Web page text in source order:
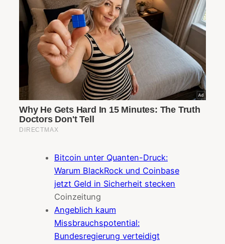
Bitcoin unter Quanten-Druck:
Warum BlackRock und Coinbase
jetzt Geld in Sicherheit stecken
Coinzeitung
Angeblich kaum
Missbrauchspotential:
Bundesregierung verteidigt